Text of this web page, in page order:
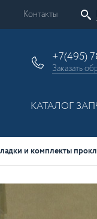
Контакты
+7(495)
Заказать
КАТАЛОГ
и комплекты